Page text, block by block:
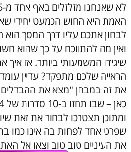
האמת היא החוש הכמעט יחידי
לבחון אתכם עליו דרך המסך הוא
ואין מה להתווכח על כך שהוא
שיגידו המשמעותי ביותר. אז
הראייה שלכם מתפקד? עדיין עומד
את זה במבחן "מצא את
ומתוכן תצטרכו לבחור את זאת
שפרט אחד לפחות בה אינו כמו
את העיניים טוב טוב וצאו אל